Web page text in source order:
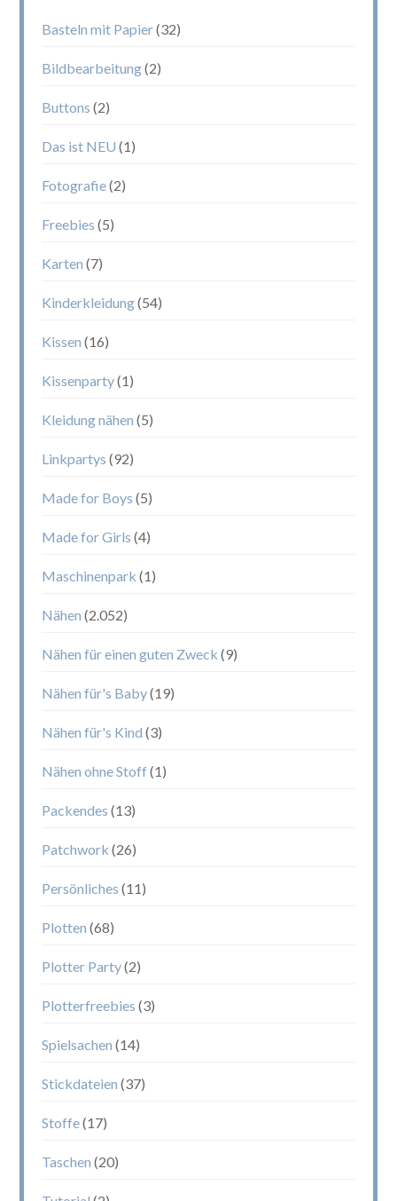
Basteln mit Papier(32)
Bildbearbeitung(2)
Buttons (2)
Das ist NEU (1)
Fotografie(2)
Freebies (5)
Karten (7)
Kinderkleidung(54)
Kissen (16)
Kissenparty(1)
Kleidung nähen (5)
Linkpartys (92)
Made for Boys (5)
Made for Girls (4)
Maschinenpark (1)
Nähen (2.052)
Nähen für einen guten Zweck (9)
Nähen für's Baby(19)
Nähen für's Kind (3)
Nähen ohne Stoff (1)
Packendes (13)
Patchwork (26)
Persönliches (11)
Plotten (68)
Plotter Party(2)
Plotterfreebies (3)
Spielsachen (14)
Stickdateien (37)
Stoffe(17)
Taschen (20)